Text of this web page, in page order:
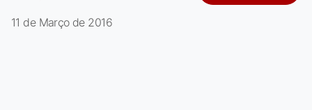
11 de Março de 2016